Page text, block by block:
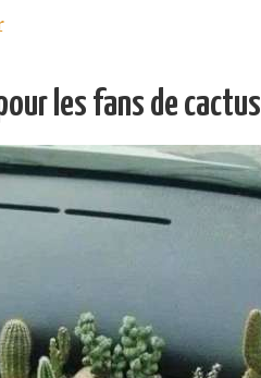
les fans de cactus